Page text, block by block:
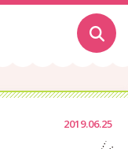
2019.06.25